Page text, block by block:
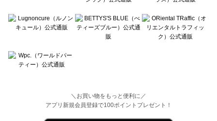
＼お買い物をもっと便利に／
アプリ新規会員登録で100ポイントプレゼント！